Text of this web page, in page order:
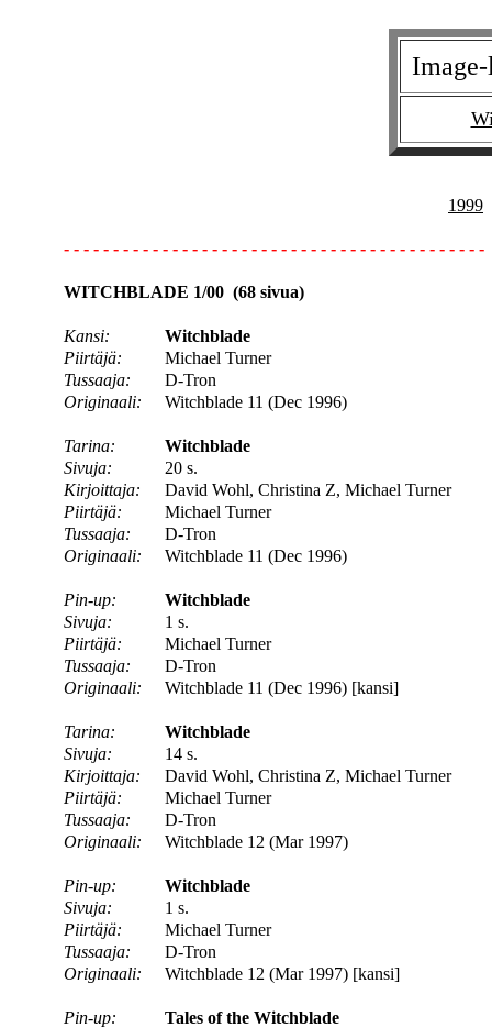
Image-
1999
- - - - - - - - - - - - - - - - - - - - - - - - - - - - - - - - - - - - - - - - - - -
WITCHBLADE 1/00 (68 sivua)
Kansi:
Witchblade
Piirtäjä:
Michael Turner
Tussaaja:
D-Tron
Originaali:
Witchblade 11 (Dec 1996)
Tarina:
Witchblade
Sivuja:
20 s.
Kirjoittaja:
David Wohl, Christina Z, Michael Turner
Piirtäjä:
Michael Turner
Tussaaja:
D-Tron
Originaali:
Witchblade 11 (Dec 1996)
Pin-up:
Witchblade
Sivuja:
1 s.
Piirtäjä:
Michael Turner
Tussaaja:
D-Tron
Originaali:
Witchblade 11 (Dec 1996) [kansi]
Tarina:
Witchblade
Sivuja:
14 s.
Kirjoittaja:
David Wohl, Christina Z, Michael Turner
Piirtäjä:
Michael Turner
Tussaaja:
D-Tron
Originaali:
Witchblade 12 (Mar 1997)
Pin-up:
Witchblade
Sivuja:
1 s.
Piirtäjä:
Michael Turner
Tussaaja:
D-Tron
Originaali:
Witchblade 12 (Mar 1997) [kansi]
Pin-up:
Tales of the Witchblade